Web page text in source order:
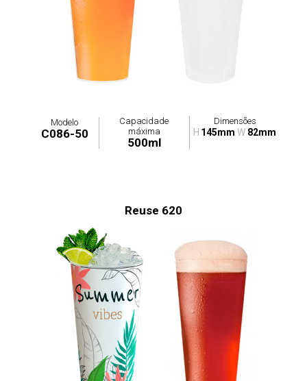
Modelo
C086-50
Capacidade
máxima
500ml
Dimensões
H 145mm W 82mm
Reuse 620